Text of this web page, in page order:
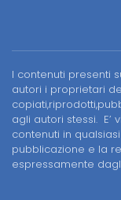
I contenuti presenti
autori i proprietari
agli autori stessi.
contenuti in
pubblicazione e la
espressamente